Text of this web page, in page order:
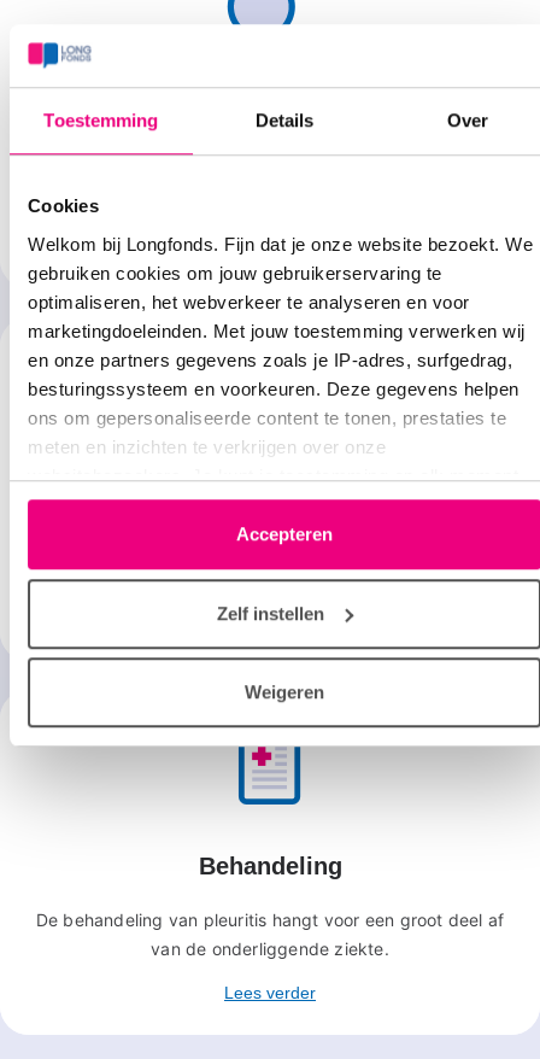
Toestemming Details Over
Cookies
Welkom bij Longfonds. Fijn dat je onze website bezoekt. We
gebruiken cookies om jouw gebruikerservaring te
optimaliseren, het webverkeer te analyseren en voor
marketingdoeleinden. Met jouw toestemming verwerken wij
en onze partners gegevens zoals je IP-adres, surfgedrag,
besturingssysteem en voorkeuren. Deze gegevens helpen
ons om gepersonaliseerde content te tonen, prestaties te
meten en inzichten te verkrijgen over onze
websitebezoekers. Je kunt je toestemming op elk moment
wijzigen of intrekken via het cookie-icoontje linksonder elke
pagina. De lijst met partners is te vinden in het tabblad
“details”.
Accepteren
Zelf instellen
Weigeren
Oorzaken
Lees verder
Symptomen
Bij pleuritis heb je last van scherpe pijn op de borst, droge
hoest en soms van benauwdheid en koorts.
Lees verder
Behandeling
De behandeling van pleuritis hangt voor een groot deel af
van de onderliggende ziekte.
Lees verder